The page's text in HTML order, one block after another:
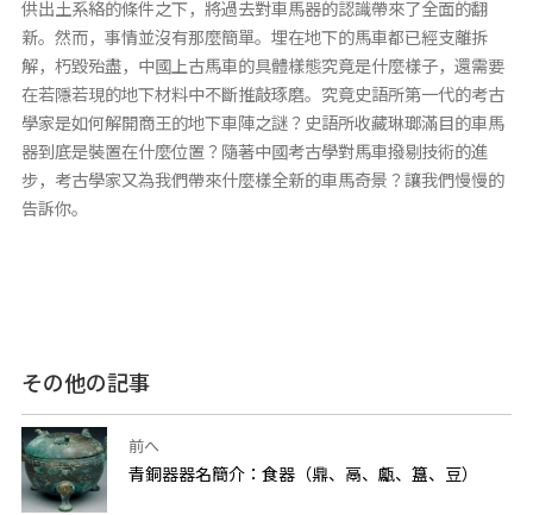
供出土系絡的條件之下，將過去對車馬器的認識帶來了全面的翻
新。然而，事情並沒有那麼簡單。埋在地下的馬車都已經支離拆
解，朽毀殆盡，中國上古馬車的具體樣態究竟是什麼樣子，還需要
在若隱若現的地下材料中不斷推敲琢磨。究竟史語所第一代的考古
學家是如何解開商王的地下車陣之謎？史語所收藏琳瑯滿目的車馬
器到底是裝置在什麼位置？隨著中國考古學對馬車撥剔技術的進
步，考古學家又為我們帶來什麼樣全新的車馬奇景？讓我們慢慢的
告訴你。
その他の記事
前へ
青銅器器名簡介：食器（鼎、鬲、甗、簋、豆）